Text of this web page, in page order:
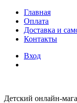
Главная
Оплата
Доставка и
Контакты
Вход
Детский онлайн-